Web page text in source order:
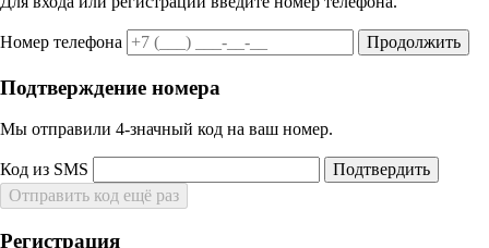
Номер телефона Продолжить
Подтверждение номера
Мы отправили 4‑значный код на ваш номер.
Код из SMS
Подтвердить
Отправить код ещё раз
Регистрация